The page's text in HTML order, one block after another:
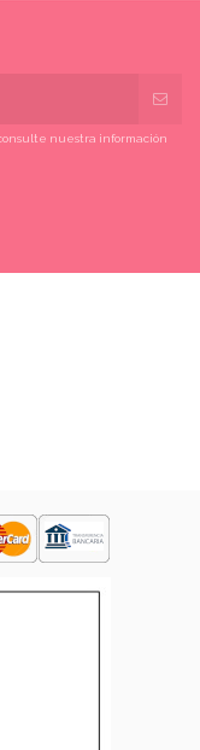
nuestra información